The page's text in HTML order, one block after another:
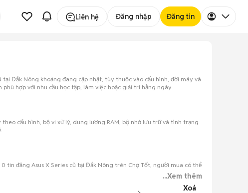
Liên hệ Đăng nhập Đăng tin
Đắk Nông khoảng đang cập nhật, tùy thuộc vào cấu hình, đời máy và
hợp với nhu cầu học tập, làm việc hoặc giải trí hằng ngày.
cấu hình, bộ vi xử lý, dung lượng RAM, bộ nhớ lưu trữ và tình trạng
tin đăng Asus X Series cũ tại Đắk Nông trên Chợ Tốt, người mua có thể
...Xem thêm
Xoá